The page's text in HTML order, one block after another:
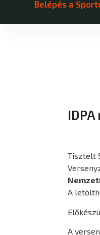
Belépés a
Tisztelt
A
A